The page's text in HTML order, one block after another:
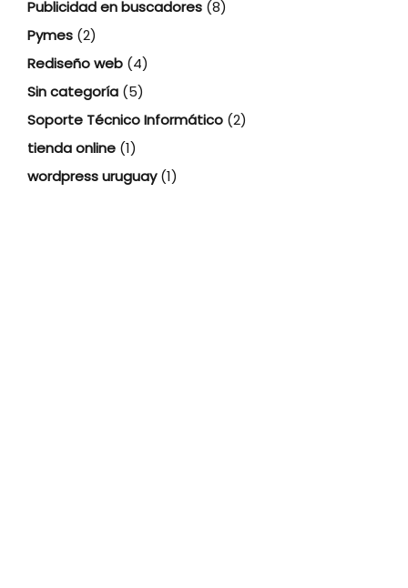
Publicidad en buscadores (8)
Pymes (2)
Rediseño web (4)
Sin categoría (5)
Soporte Técnico Informático (2)
tienda online (1)
wordpress uruguay(1)